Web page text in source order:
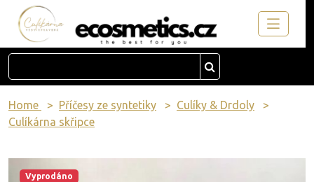
Home Příčesy ze syntetiky
Culíky & Drdoly
Culíkárna skřipce
Vyprodáno